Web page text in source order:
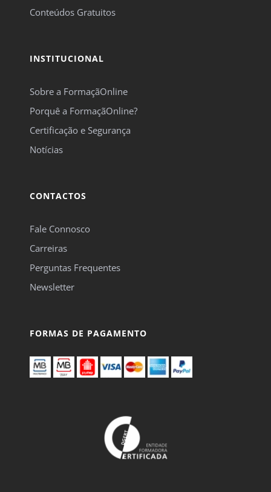
Conteúdos Gratuitos
INSTITUCIONAL
Sobre a FormaçãOnline
Porquê a FormaçãOnline?
Certificação e Segurança
Notícias
CONTACTOS
Fale Connosco
Carreiras
Perguntas Frequentes
Newsletter
FORMAS DE PAGAMENTO